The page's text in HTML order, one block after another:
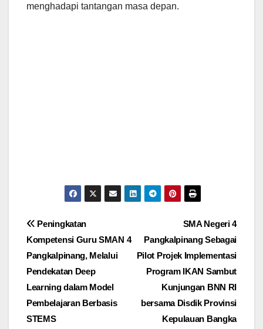
menghadapi tantangan masa depan.
Post
navigation
SMA Negeri 4
Pangkalpinang Sebagai
Pilot Projek Implementasi
Program IKAN Sambut
Kunjungan BNN RI
bersama Disdik Provinsi
Kepulauan Bangka
Peningkatan
Kompetensi Guru SMAN 4
Pangkalpinang, Melalui
Pendekatan Deep
Learning dalam Model
Pembelajaran Berbasis
STEMS